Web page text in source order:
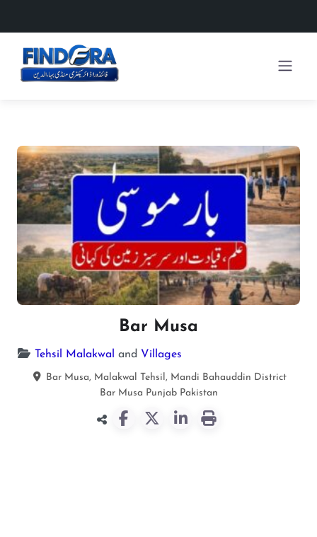
Bar Musa
Tehsil Malakwal and Villages
Bar Musa, Malakwal Tehsil, Mandi Bahauddin District
Bar Musa Punjab Pakistan